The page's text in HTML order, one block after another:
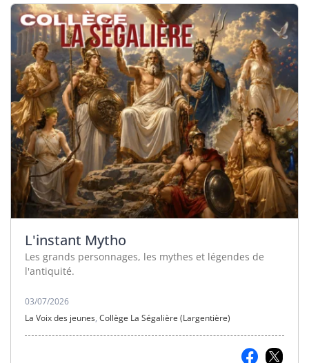
L'instant Mytho
Les grands personnages, les mythes et légendes de
l'antiquité.
03/07/2026
La Voix des jeunes, Collège La Ségalière (Largentière)